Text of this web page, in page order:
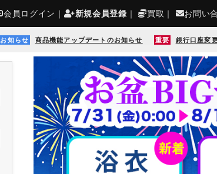
会員ログイン ｜ 新規会員登録 ｜ 買取 ｜ お問い
お知らせ 商品機能アップデートのお知らせ 重要 銀行口座変